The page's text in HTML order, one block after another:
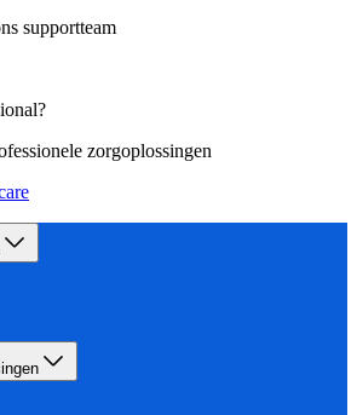
supportteam
zorgoplossingen